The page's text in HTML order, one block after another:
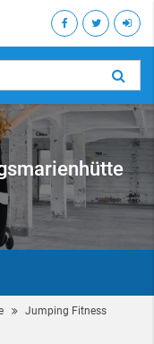
Jumping Fitness